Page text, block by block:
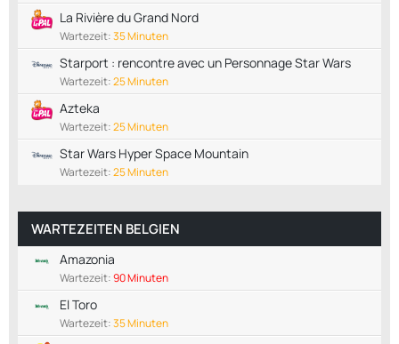
La Rivière du Grand Nord
Wartezeit:35 Minuten
Starport : rencontre avec un Personnage Star Wars
Wartezeit:25 Minuten
Azteka
Wartezeit:25 Minuten
Star Wars Hyper Space Mountain
Wartezeit:25 Minuten
WARTEZEITEN BELGIEN
Amazonia
Wartezeit:90 Minuten
El Toro
Wartezeit:35 Minuten